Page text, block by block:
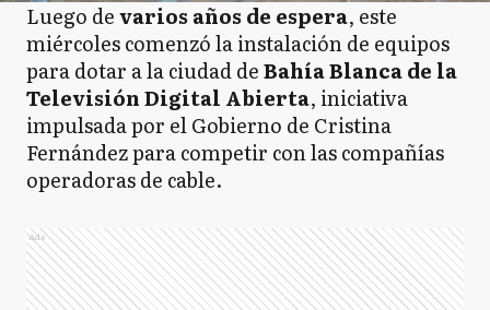
Luego devarios años de espera, este
miércoles comenzó la instalación de equipos
para dotar a la ciudad deBahía Blanca de la
Televisión Digital Abierta, iniciativa
impulsada por el Gobierno de Cristina
Fernández para competir con las compañías
operadoras de cable.
Ads